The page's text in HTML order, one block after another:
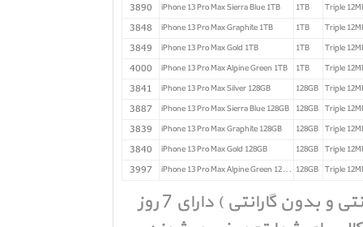
3890 iPhone 13 Pro Max Sierra Blue 1TB 1TB Triple
3848 iPhone 13 Pro Max Graphite 1TB 1TB Triple
3849 iPhone 13 Pro Max Gold 1TB 1TB Triple
4000 iPhone 13 Pro Max Alpine Green 1TB 1TB Triple
3841 iPhone 13 Pro Max Silver 128GB 128GB Triple
3887 iPhone 13 Pro Max Sierra Blue 128GB 128GB Triple
3839 iPhone 13 Pro Max Graphite 128GB 128GB Triple
3840 iPhone 13 Pro Max Gold 128GB 128GB Triple
3997 iPhone 13 Pro Max Alpine Green 128GB 128GB Triple
کلیه کالاهای موجود در پرشین اپل ( با گارانتی و بدون گارانتی ) دارای 7 روز